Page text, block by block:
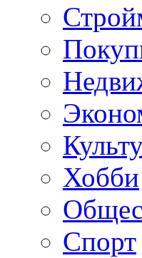
Хобби
Спорт